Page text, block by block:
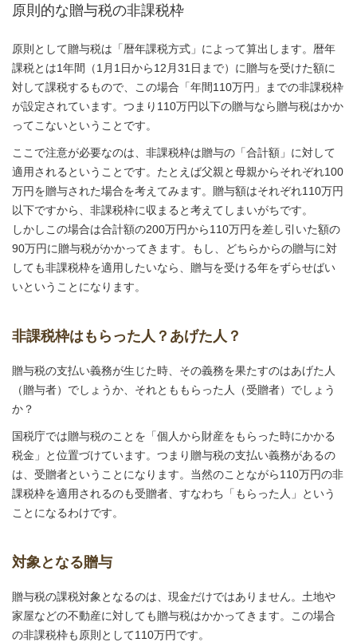
原則的な贈与税の非課税枠
原則として贈与税は「暦年課税方式」によって算出します。暦年
課税とは1年間（1月1日から12月31日まで）に贈与を受けた額に
対して課税するもので、この場合「年間110万円」までの非課税枠
が設定されています。つまり110万円以下の贈与なら贈与税はかか
ってこないということです。
ここで注意が必要なのは、非課税枠は贈与の「合計額」に対して
適用されるということです。たとえば父親と母親からそれぞれ100
万円を贈与された場合を考えてみます。贈与額はそれぞれ110万円
以下ですから、非課税枠に収まると考えてしまいがちです。
しかしこの場合は合計額の200万円から110万円を差し引いた額の
90万円に贈与税がかかってきます。もし、どちらからの贈与に対
しても非課税枠を適用したいなら、贈与を受ける年をずらせばい
いということになります。
非課税枠はもらった人？あげた人？
贈与税の支払い義務が生じた時、その義務を果たすのはあげた人
（贈与者）でしょうか、それとももらった人（受贈者）でしょう
か？
国税庁では贈与税のことを「個人から財産をもらった時にかかる
税金」と位置づけています。つまり贈与税の支払い義務があるの
は、受贈者ということになります。当然のことながら110万円の非
課税枠を適用されるのも受贈者、すなわち「もらった人」という
ことになるわけです。
対象となる贈与
贈与税の課税対象となるのは、現金だけではありません。土地や
家屋などの不動産に対しても贈与税はかかってきます。この場合
の非課税枠も原則として110万円です。